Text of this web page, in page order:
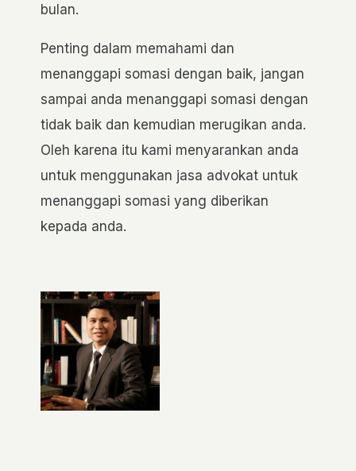
bulan.
Penting dalam memahami dan
menanggapi somasi dengan baik, jangan
sampai anda menanggapi somasi dengan
tidak baik dan kemudian merugikan anda.
Oleh karena itu kami menyarankan anda
untuk menggunakan jasa advokat untuk
menanggapi somasi yang diberikan
kepada anda.